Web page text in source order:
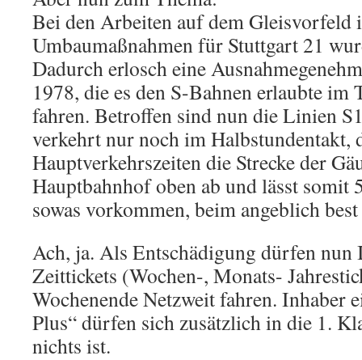
Bei den Arbeiten auf dem Gleisvorfeld
Umbaumaßnahmen für Stuttgart 21
Dadurch erlosch eine
1978, die es den S-Bahnen erlaubte im
fahren. Betroffen sind nun die Linien
verkehrt nur noch im Halbstundentakt,
Hauptverkehrszeiten die Strecke der
Hauptbahnhof oben ab und lässt somit
sowas vorkommen, beim angeblich
Ach, ja. Als Entschädigung dürfen nun
Zeittickets (Wochen-, Monats-
Wochenende Netzweit fahren. Inhaber
Plus“ dürfen sich zusätzlich in die 1.
nichts ist.